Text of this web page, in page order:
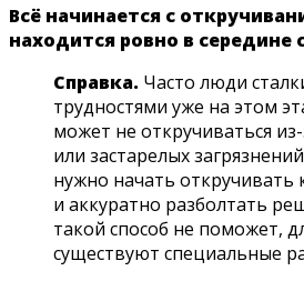
Всё начинается с
находится ровно в середине
Справка. Часто люди
трудностями уже на этом
может не откручиваться
или застарелых
нужно начать откручивать
и аккуратно разболтать
такой способ не поможет,
существуют специальные